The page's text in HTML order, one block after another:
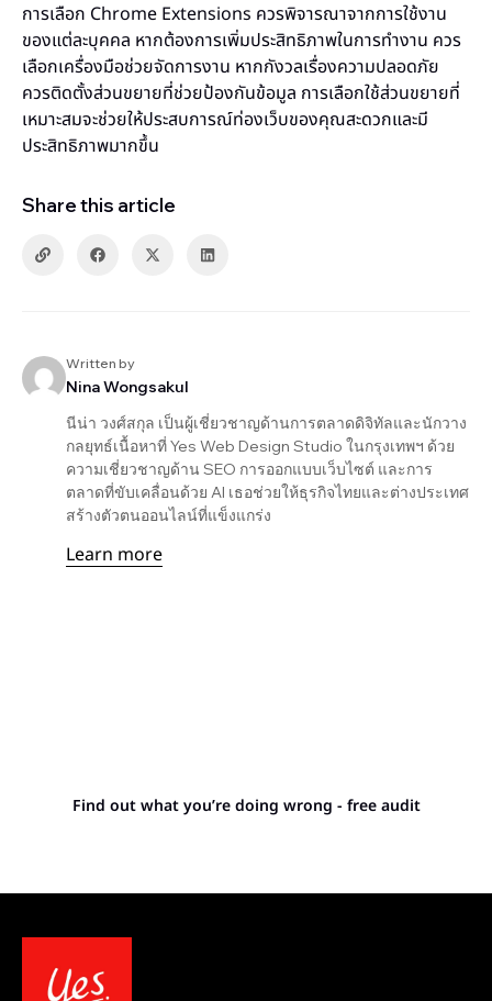
การเลือก Chrome Extensions ควรพิจารณาจากการใช้งาน
ของแต่ละบุคคล หากต้องการเพิ่มประสิทธิภาพในการทำงาน ควร
เลือกเครื่องมือช่วยจัดการงาน หากกังวลเรื่องความปลอดภัย
ควรติดตั้งส่วนขยายที่ช่วยป้องกันข้อมูล การเลือกใช้ส่วนขยายที่
เหมาะสมจะช่วยให้ประสบการณ์ท่องเว็บของคุณสะดวกและมี
ประสิทธิภาพมากขึ้น
Share this article
Written by
Nina Wongsakul
นีน่า วงศ์สกุล เป็นผู้เชี่ยวชาญด้านการตลาดดิจิทัลและนักวาง
กลยุทธ์เนื้อหาที่ Yes Web Design Studio ในกรุงเทพฯ ด้วย
ความเชี่ยวชาญด้าน SEO การออกแบบเว็บไซต์ และการ
ตลาดที่ขับเคลื่อนด้วย AI เธอช่วยให้ธุรกิจไทยและต่างประเทศ
สร้างตัวตนออนไลน์ที่แข็งแกร่ง
Learn more
Find out what you’re doing wrong - free audit